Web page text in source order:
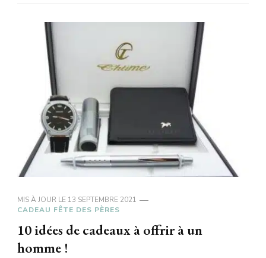
MIS À JOUR LE 13 SEPTEMBRE 2021
CADEAU FÊTE DES PÈRES
10 idées de cadeaux à offrir à un
homme !